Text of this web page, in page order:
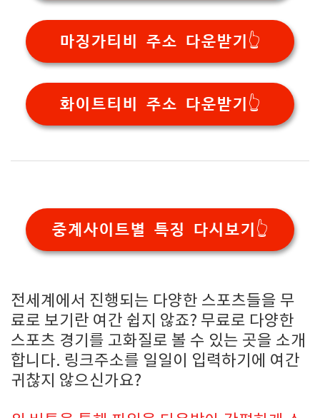
마징가티비 주소 다운받기👆
화이트티비 주소 다운받기👆
중계사이트별 특징 다시보기👆
전세계에서 진행되는 다양한 스포츠들을 무
료로 보기란 여간 쉽지 않죠? 무료로 다양한
스포츠 경기를 고화질로 볼 수 있는 곳을 소개
합니다. 링크주소를 일일이 입력하기에 여간
귀찮지 않으신가요?